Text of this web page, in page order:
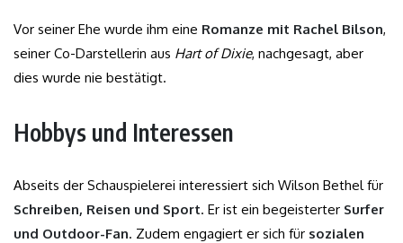
Vor seiner Ehe wurde ihm eine Romanze mit Rachel Bilson,
seiner Co-Darstellerin aus Hart of Dixie, nachgesagt, aber
dies wurde nie bestätigt.
Hobbys und Interessen
Abseits der Schauspielerei interessiert sich Wilson Bethel für
Schreiben, Reisen und Sport. Er ist ein begeisterter Surfer
und Outdoor-Fan. Zudem engagiert er sich für sozialen